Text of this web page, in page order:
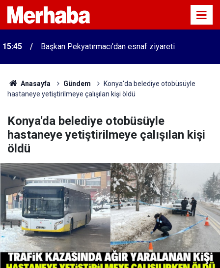
15:45 Başkan Pekyatırmacı’dan esnaf ziyareti
Anasayfa Gündem
Konya'da belediye otobüsüyle
hastaneye yetiştirilmeye çalışılan kişi öldü
Konya'da belediye otobüsüyle
hastaneye yetiştirilmeye çalışılan kişi
öldü